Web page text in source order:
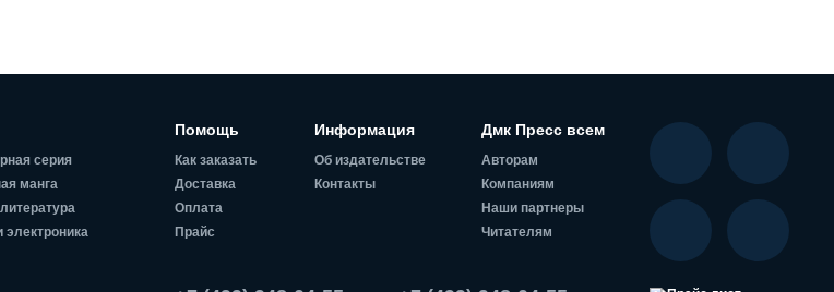
серия
манга
электроника
Помощь
Как заказать
Доставка
Оплата
Прайс
Информация
Об издательстве
Контакты
Дмк Пресс всем
Авторам
Компаниям
Наши партнеры
Читателям